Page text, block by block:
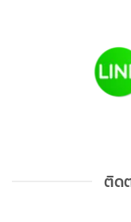
ติด